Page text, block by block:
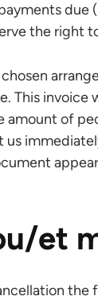
due
the right
This
amount of
et
the